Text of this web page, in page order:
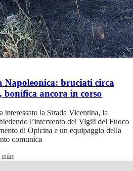
Napoleonica: bruciati circa
ancora in corso
interessato la Strada Vicentina, la
l’intervento dei Vigili del Fuoco
di Opicina e un equipaggio della
comunica
min